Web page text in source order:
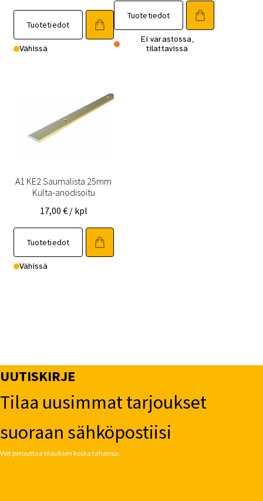
Tuotetiedot
Vähissä
Tuotetiedot
Ei varastossa,
tilattavissa
A1 KE2 Saumalista 25mm
Kulta-anodisoitu
17,00 € / kpl
Tuotetiedot
Vähissä
UUTISKIRJE
Tilaa uusimmat tarjoukset
suoraan sähköpostiisi
Voit peruuttaa tilauksen koska tahansa.